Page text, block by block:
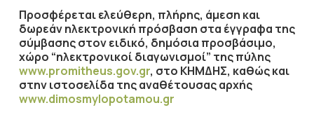
Προσφέρεται ελεύθερη, πλήρης, άμεση και
δωρεάν ηλεκτρονική πρόσβαση στα έγγραφα της
σύμβασης στον ειδικό, δημόσια προσβάσιμο,
χώρο “ηλεκτρονικοί διαγωνισμοί” της πύλης
www.promitheus.gov.gr, στο ΚΗΜΔΗΣ, καθώς και
στην ιστοσελίδα της αναθέτουσας αρχής
www.dimosmylopotamou.gr